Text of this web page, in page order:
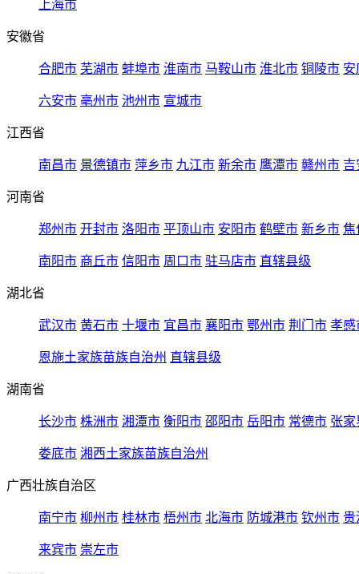
上海市
安徽省
合肥市 芜湖市 蚌埠市 淮南市 马鞍山市 淮北市 铜陵市 安
六安市 亳州市 池州市 宣城市
江西省
南昌市 景德镇市 萍乡市 九江市 新余市 鹰潭市 赣州市 吉
河南省
郑州市 开封市 洛阳市 平顶山市 安阳市 鹤壁市 新乡市 焦
南阳市 商丘市 信阳市 周口市 驻马店市 直辖县级
湖北省
武汉市 黄石市 十堰市 宜昌市 襄阳市 鄂州市 荆门市 孝感
恩施土家族苗族自治州 直辖县级
湖南省
长沙市 株洲市 湘潭市 衡阳市 邵阳市 岳阳市 常德市 张家
娄底市 湘西土家族苗族自治州
广西壮族自治区
南宁市 柳州市 桂林市 梧州市 北海市 防城港市 钦州市 贵
来宾市 崇左市